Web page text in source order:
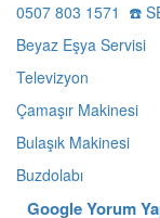
0507 803 1571 ☎️
Beyaz Eşya Servisi
Televizyon
Çamaşır Makinesi
Bulaşık Makinesi
Buzdolabı
Google Yorum